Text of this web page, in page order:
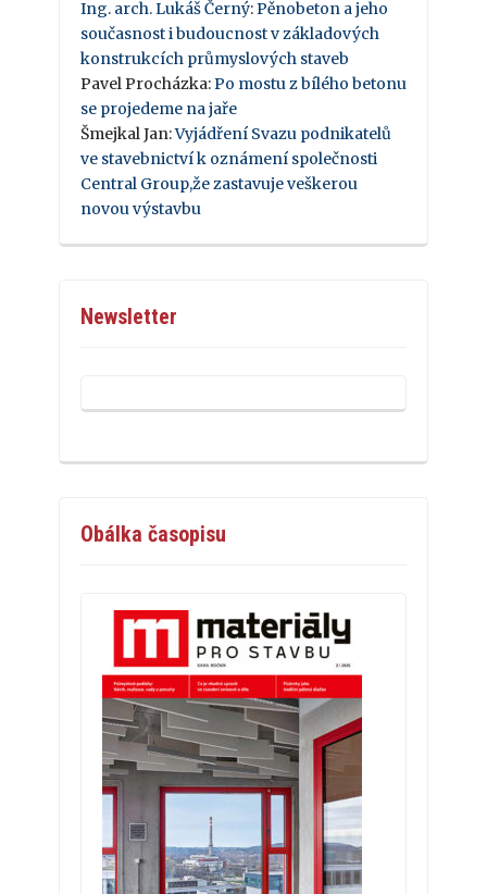
Ing. arch. Lukáš Černý: Pěnobeton a jeho
současnost i budoucnost v základových
konstrukcích průmyslových staveb
Pavel Procházka: Po mostu z bílého betonu
se projedeme na jaře
Šmejkal Jan:Vyjádření Svazu podnikatelů
ve stavebnictví k oznámení společnosti
Central Group,že zastavuje veškerou
novou výstavbu
Newsletter
Obálka časopisu